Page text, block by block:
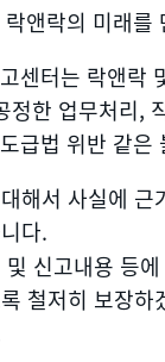
앤락의 미래를
센터는 락앤락
정한 업무처리,
급법 위반 같
해서 사실에
다.
신고내용 등
철저히 보장